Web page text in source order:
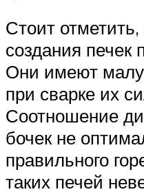
Стоит
создания печек
Они имеют
при сварке их
Соотношение
бочек не
правильного
таких печей